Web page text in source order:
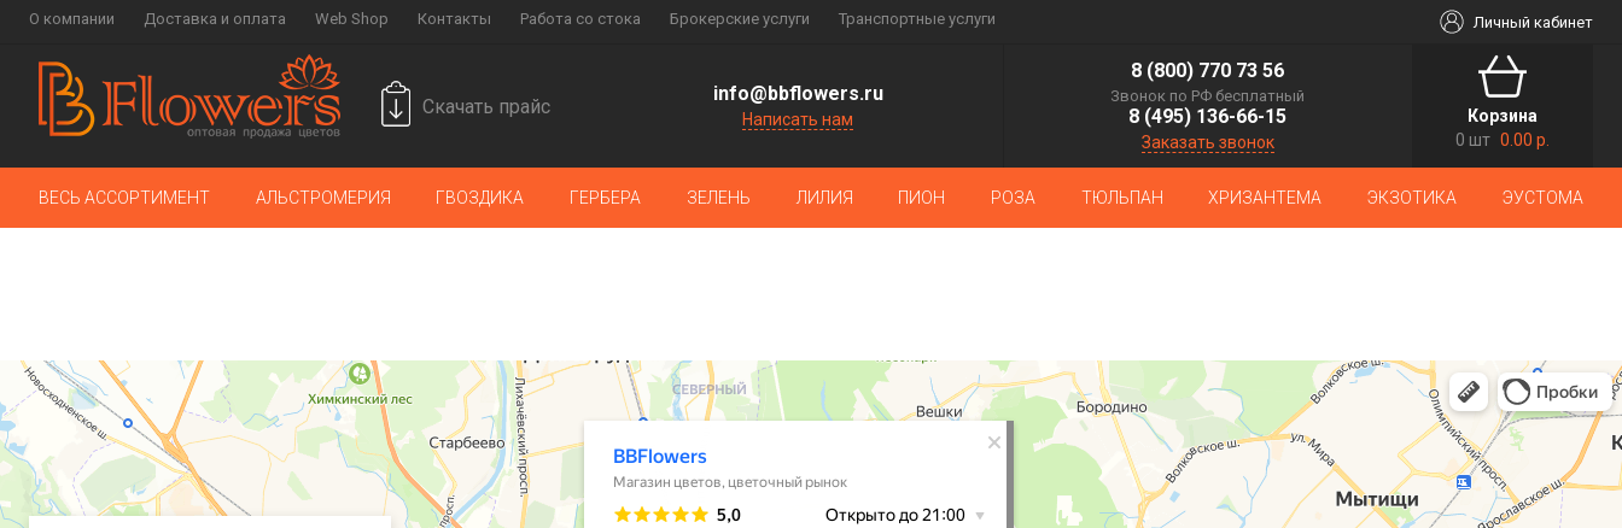
О компании Доставка и оплата Web Shop Контакты Работа со стока Брокерские услуги Транспортные услуги Личный кабинет
Скачать прайс
info@bbflowers.ru
Написать нам
8 (800) 770 73 56
Звонок по РФ бесплатный
8 (495) 136-66-15
Заказать звонок
Корзина
0 шт 0.00 р.
ВЕСЬ АССОРТИМЕНТ АЛЬСТРОМЕРИЯ ГВОЗДИКА ГЕРБЕРА ЗЕЛЕНЬ ЛИЛИЯ ПИОН РОЗА ТЮЛЬПАН ХРИЗАНТЕМА ЭКЗОТИКА ЭУСТОМА